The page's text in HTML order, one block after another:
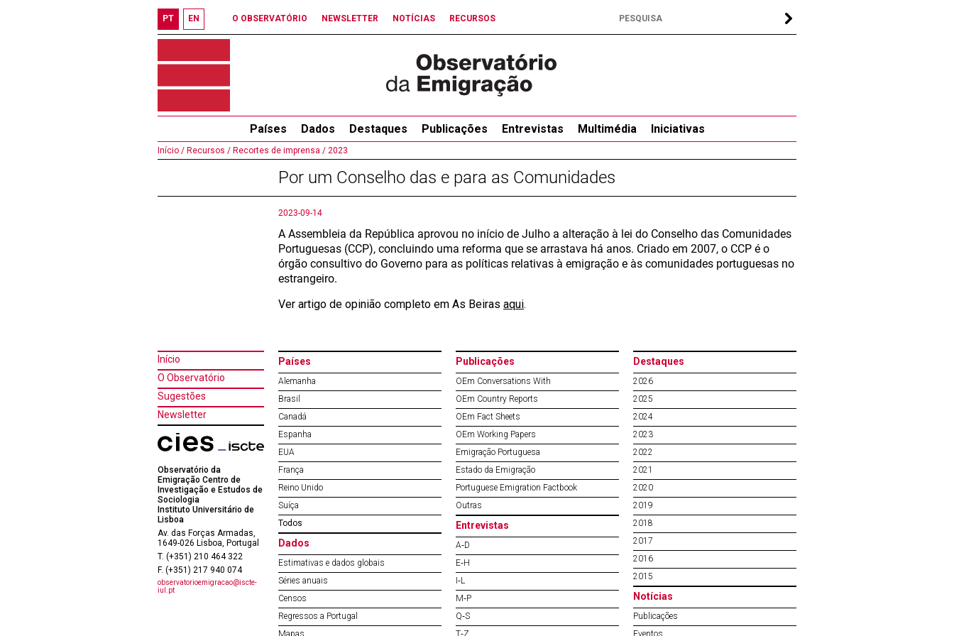
PT EN O OBSERVATÓRIO NEWSLETTER NOTÍCIAS RECURSOS
Países Dados Destaques Publicações Entrevistas Multimédia Iniciativas
Início / Recursos / Recortes de imprensa / 2023
Por um Conselho das e para as Comunidades
2023-09-14
A Assembleia da República aprovou no início de Julho a alteração à lei do Conselho das Comunidades
Portuguesas (CCP), concluindo uma reforma que se arrastava há anos. Criado em 2007, o CCP é o
órgão consultivo do Governo para as políticas relativas à emigração e às comunidades portuguesas no
estrangeiro.
Ver artigo de opinião completo em As Beiras aqui.
Início
O Observatório
Sugestões
Newsletter
Observatório da
Emigração Centro de
Investigação e Estudos de
Sociologia
Instituto Universitário de
Lisboa
Av. das Forças Armadas,
1649-026 Lisboa, Portugal
T. (+351) 210 464 322
F. (+351) 217 940 074
observatorioemigracao@iscte-
iul.pt
Países
Alemanha
Brasil
Canadá
Espanha
EUA
França
Reino Unido
Suíça
Todos
Dados
Estimativas e dados globais
Séries anuais
Censos
Regressos a Portugal
Mapas
Publicações
OEm Conversations With
OEm Country Reports
OEm Fact Sheets
OEm Working Papers
Emigração Portuguesa
Estado da Emigração
Portuguese Emigration Factbook
Outras
Entrevistas
A‐D
E‐H
I‐L
M‐P
Q‐S
T‐Z
Destaques
2026
2025
2024
2023
2022
2021
2020
2019
2018
2017
2016
2015
Notícias
Publicações
Eventos